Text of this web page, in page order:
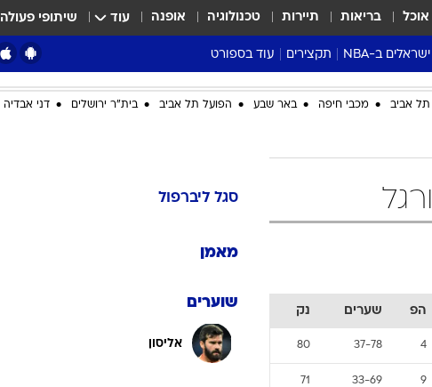
אוכל בריאות תיירות טכנולוגיה אופנה עוד שיתופי פעולה
בכדורסל
ישראלים ב-NBA
דני אבדיה
תקצירים עוד בספורט
מונדיאל 2026
NBA
דאבל דריבל מסכמים מחזור
אבא של שבת
מעל הטבעת
טראש טוק
ספורט אמריקאי
תל אביב מכבי חיפה באר שבע הפועל תל אביב בית"ר ירושלים דני אבדיה
הפ שערים נק
4
37-78
80
9
33-69
71
סגל ליברפול
מאמן
שוערים
אליסון